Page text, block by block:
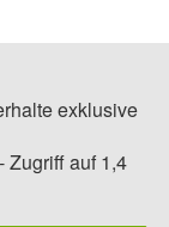
exklusive
Zugriff auf 1,4